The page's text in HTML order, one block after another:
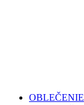
OBLEČENIE